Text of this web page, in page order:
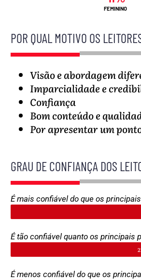
FEMININO
POR QUAL MOTIVO OS
Visão e abordagem
Imparcialidade e
Confiança
Bom conteúdo e
Por apresentar um
GRAU DE CONFIANÇA DOS
É mais confiável do que os
É tão confiável quanto os principais
É menos confiável do que os